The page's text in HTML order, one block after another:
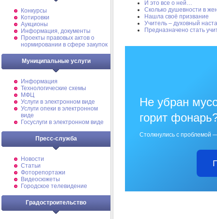
Конкурсы
Котировки
Аукционы
Информация, документы
Проекты правовых актов о
нормировании в сфере закупок
Муниципальные услуги
Информация
Технологические схемы
МФЦ
Услуги в электронном виде
Услуги опеки в электронном
виде
Госуслуги в электронном виде
Пресс-служба
Новости
Статьи
Фоторепортажи
Видеосюжеты
Городское телевидение
Градостроительство
И это все о ней…
Сколько душевности в
Нашла своё призвание
Учитель – духовный
Предназначено стать
Не убран
горит
Столкнулись с проблемой